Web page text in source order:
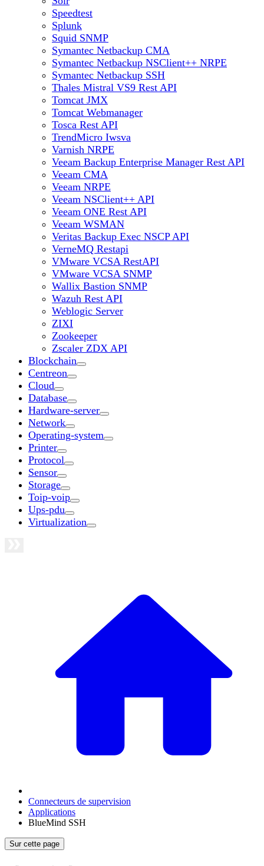
Speedtest
Splunk
Squid SNMP
Symantec Netbackup CMA
Symantec Netbackup NSClient++ NRPE
Symantec Netbackup SSH
Thales Mistral VS9 Rest API
Tomcat JMX
Tomcat Webmanager
Tosca Rest API
TrendMicro Iwsva
Varnish NRPE
Veeam Backup Enterprise Manager Rest API
Veeam CMA
Veeam NRPE
Veeam NSClient++ API
Veeam ONE Rest API
Veeam WSMAN
Veritas Backup Exec NSCP API
VerneMQ Restapi
VMware VCSA RestAPI
VMware VCSA SNMP
Wallix Bastion SNMP
Wazuh Rest API
Weblogic Server
ZIXI
Zookeeper
Zscaler ZDX API
Blockchain
Centreon
Cloud
Database
Hardware-server
Network
Operating-system
Printer
Protocol
Sensor
Storage
Toip-voip
Ups-pdu
Virtualization
Connecteurs de supervision
Applications
BlueMind SSH
Sur cette page